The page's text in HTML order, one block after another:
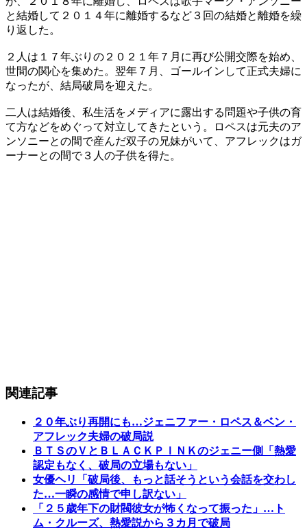
と結婚して２０１４年に離婚するなど３回の結婚と離婚を繰
り返した。
２人は１７年ぶりの２０２１年７月に再び公開交際を始め、
世間の関心を集めた。翌年７月、ゴールインして正式夫婦に
なったが、結局破局を迎えた。
二人は結婚後、私生活をメディアに露出する問題や子供の育
て方などをめぐって対立してきたという。ロペスは元夫のア
ンソニーとの間で産んだ双子の兄妹がいて、アフレックはガ
ーナーとの間で３人の子供を得た。
関連記事
２０年ぶり再開にも…ジェニファー・ロペス＆ベン・
アフレック夫婦の破局説
ＢＴＳのＶとＢＬＡＣＫＰＩＮＫのジェニー側「熱愛
認定もなく、破局の立場もない」
女優ヘリ「破局後、もっと話そうという会話を交わし
た…一瞬の感情で申し訳ない」
「２５歳年下の財閥彼女が怖くなって振った」…ト
ム・クルーズ、熱愛説から３カ月で破局